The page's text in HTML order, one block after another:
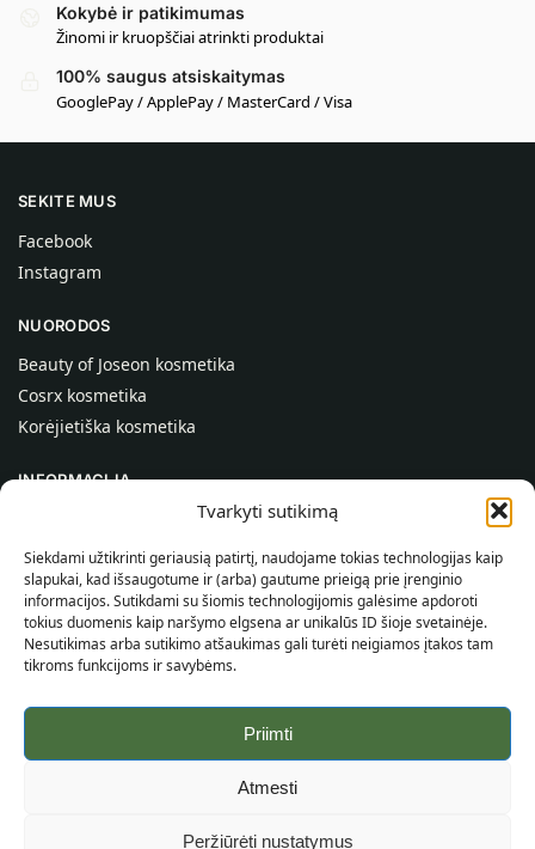
Tvarkyti sutikimą
Siekdami užtikrinti geriausią patirtį, naudojame tokias technologijas kaip
slapukai, kad išsaugotume ir (arba) gautume prieigą prie įrenginio
informacijos. Sutikdami su šiomis technologijomis galėsime apdoroti
tokius duomenis kaip naršymo elgsena ar unikalūs ID šioje svetainėje.
Nesutikimas arba sutikimo atšaukimas gali turėti neigiamos įtakos tam
tikroms funkcijoms ir savybėms.
Priimti
Atmesti
Peržiūrėti nustatymus
Kokybė ir patikimumas
Žinomi ir kruopščiai atrinkti produktai
100% saugus atsiskaitymas
GooglePay / ApplePay / MasterCard / Visa
SEKITE MUS
Facebook
Instagram
NUORODOS
Beauty of Joseon kosmetika
Cosrx kosmetika
Korėjietiška kosmetika
INFORMACIJA
Kontaktai
Pagalba
INFORMACIJA PIRKĖJUI
Pristatymo sąlygos
Taisyklės ir sąlygos
Svetainės žemėlapis